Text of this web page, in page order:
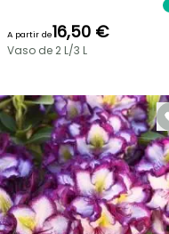
A partir de16,50 €
Vaso de 2 L/3 L